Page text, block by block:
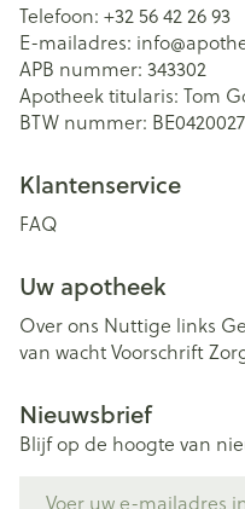
Telefoon: +32 56 42 26 93
E-mailadres: info@
APB nummer: 343302
Apotheek titularis: Tom
BTW nummer:
Klantenservice
FAQ
Uw apotheek
Over ons Nuttige links
van wachtVoorschrift
Nieuwsbrief
Blijf op de hoogte van